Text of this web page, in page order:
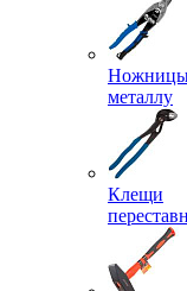
металлу
Клещи